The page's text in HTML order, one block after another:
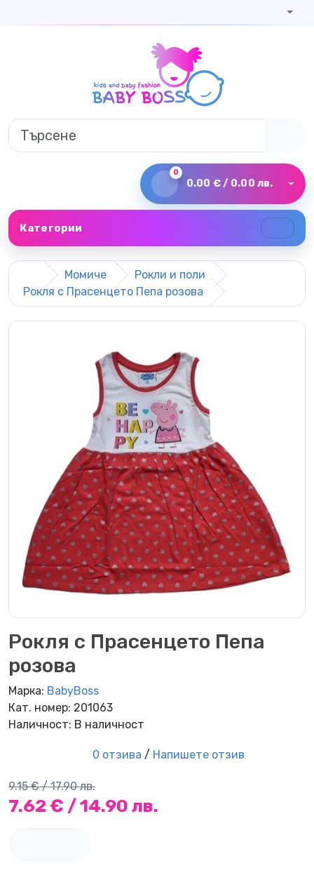
0
0.00 € / 0.00 лв.
Категории
Момиче
Рокли и поли
Рокля с Прасенцето Пепа розова
Рокля с Прасенцето Пепа
розова
Марка: BabyBoss
Кат. номер: 201063
Наличност: В наличност
0 отзива / Напишете отзив
9.15 € / 17.90 лв.
7.62 € / 14.90 лв.